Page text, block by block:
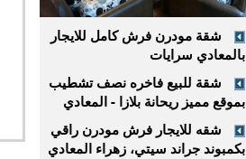
شقة مودرن فرش كامل للايجار
بالمعادي سرايات
شقة للبيع فاخره نصف تشطيب
بموقع مميز ريحانة بلازا - المعادي
شقه للايجار فرش مودرن راقي
بكمبوند جراند سيتي، زهراء المعادي